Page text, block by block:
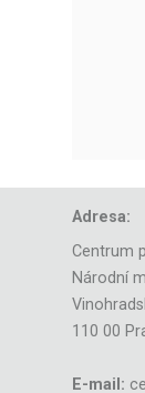
Adresa:
Centrum
Národní
110 00
E-mail: